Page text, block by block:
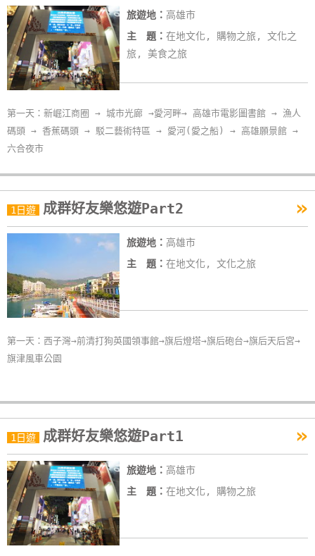
會
員
帳
戶
客
服
聯
單
Line
客
服
紅
利
訂
房
Q&A
國
旅
旅遊地： 高雄市
主 題： 在地文化, 購物之旅, 文化之
旅, 美食之旅
第一天：新崛江商圈 → 城市光廊 →愛河畔→ 高雄市電影圖書館 → 漁人
碼頭 → 香蕉碼頭 → 駁二藝術特區 → 愛河(愛之船) → 高雄願景館 →
六合夜市
1日遊 成群好友樂悠遊Part2 »
旅遊地： 高雄市
主 題： 在地文化, 文化之旅
第一天：西子灣→前清打狗英國領事館→旗后燈塔→旗后砲台→旗后天后宮→
旗津風車公園
1日遊 成群好友樂悠遊Part1 »
旅遊地： 高雄市
主 題： 在地文化, 購物之旅